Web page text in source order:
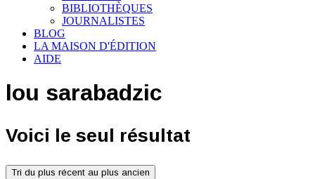
BIBLIOTHÈQUES
JOURNALISTES
BLOG
LA MAISON D'ÉDITION
AIDE
lou sarabadzic
Voici le seul résultat
Tri du plus récent au plus ancien